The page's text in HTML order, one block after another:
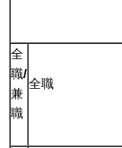
全
職/
兼
職
全職